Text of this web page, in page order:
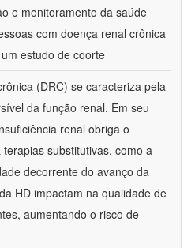
e monitoramento da saúde
com doença renal crônica
estudo de coorte
(DRC) se caracteriza pela
da função renal. Em seu
renal obriga o
substitutivas, como a
decorrente do avanço da
HD impactam na qualidade de
aumentando o risco de